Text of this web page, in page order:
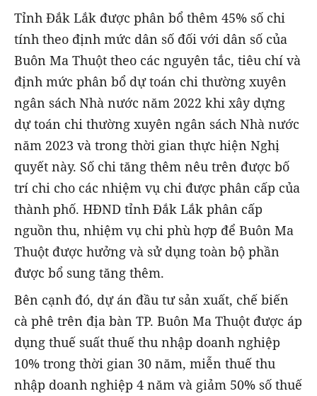
Tỉnh Đắk Lắk được phân bổ thêm 45% số chi
tính theo định mức dân số đối với dân số của
Buôn Ma Thuột theo các nguyên tắc, tiêu chí và
định mức phân bổ dự toán chi thường xuyên
ngân sách Nhà nước năm 2022 khi xây dựng
dự toán chi thường xuyên ngân sách Nhà nước
năm 2023 và trong thời gian thực hiện Nghị
quyết này. Số chi tăng thêm nêu trên được bố
trí chi cho các nhiệm vụ chi được phân cấp của
thành phố. HĐND tỉnh Đắk Lắk phân cấp
nguồn thu, nhiệm vụ chi phù hợp để Buôn Ma
Thuột được hưởng và sử dụng toàn bộ phần
được bổ sung tăng thêm.
Bên cạnh đó, dự án đầu tư sản xuất, chế biến
cà phê trên địa bàn TP. Buôn Ma Thuột được áp
dụng thuế suất thuế thu nhập doanh nghiệp
10% trong thời gian 30 năm, miễn thuế thu
nhập doanh nghiệp 4 năm và giảm 50% số thuế